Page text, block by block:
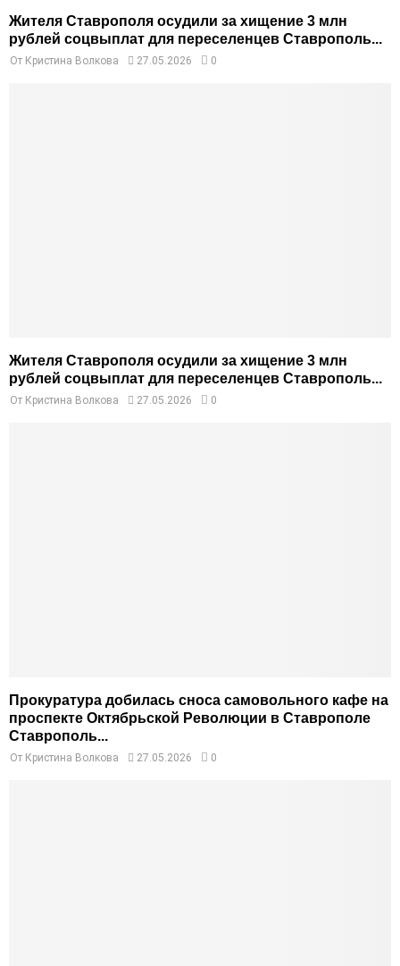
Жителя Ставрополя осудили за хищение 3 млн
рублей соцвыплат для переселенцев Ставрополь...
От Кристина Волкова 27.05.2026 0
Жителя Ставрополя осудили за хищение 3 млн
рублей соцвыплат для переселенцев Ставрополь...
От Кристина Волкова 27.05.2026 0
Прокуратура добилась сноса самовольного кафе на
проспекте Октябрьской Революции в Ставрополе
Ставрополь...
От Кристина Волкова 27.05.2026 0